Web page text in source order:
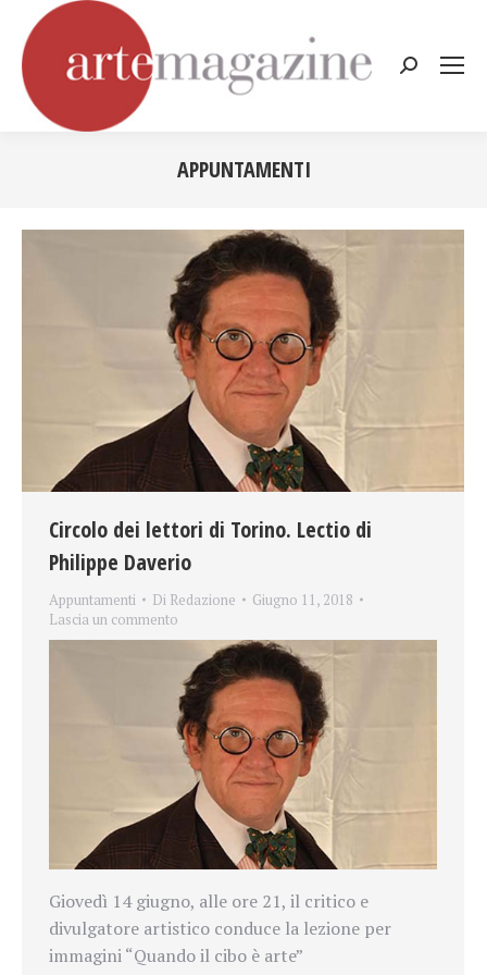
Cerca:
APPUNTAMENTI
Circolo dei lettori di Torino. Lectio di
Philippe Daverio
Appuntamenti Di Redazione
Giugno 11, 2018
Lascia un commento
Giovedì 14 giugno, alle ore 21, il critico e
divulgatore artistico conduce la lezione per
immagini “Quando il cibo è arte”